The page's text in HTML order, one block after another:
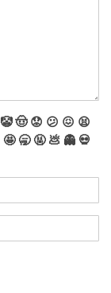
🤡🤠 😟 😕 😖 😫
🤩 🥱 🤬 💩 👻 💀